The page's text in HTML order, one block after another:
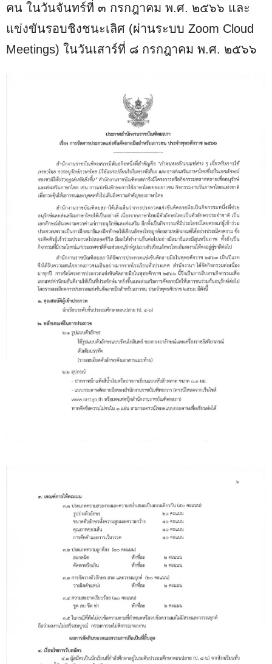
คน ในวันจันทร์ที่ ๓ กรกฎาคม พ.ศ. ๒๕๖๖ และ
แข่งขันรอบชิงชนะเลิศ (ผ่านระบบ Zoom Cloud
Meetings) ในวันเสาร์ที่ ๘ กรกฎาคม พ.ศ. ๒๕๖๖